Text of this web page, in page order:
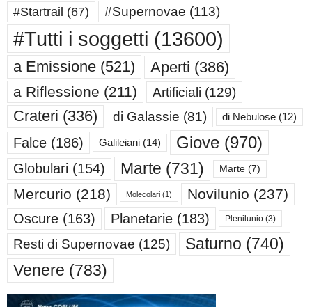
#Startrail (67) #Supernovae (113)
#Tutti i soggetti (13600)
a Emissione (521) Aperti (386)
a Riflessione (211) Artificiali (129)
Crateri (336) di Galassie (81) di Nebulose (12)
Falce (186) Galileiani (14) Giove (970)
Globulari (154) Marte (731) Marte (7)
Mercurio (218) Molecolari (1) Novilunio (237)
Oscure (163) Planetarie (183) Plenilunio (3)
Resti di Supernovae (125) Saturno (740)
Venere (783)